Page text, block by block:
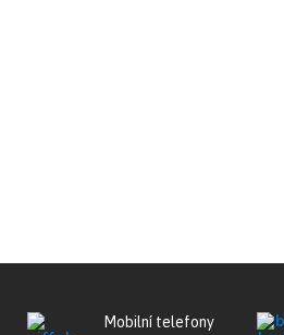
Mobilní telefony